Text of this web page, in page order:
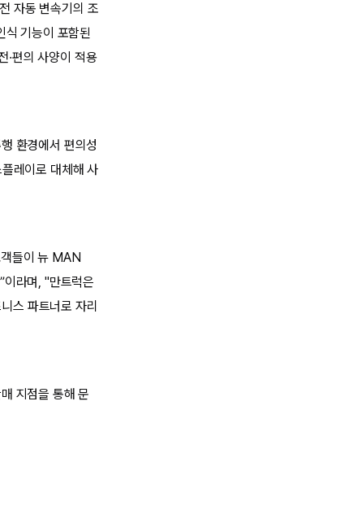
자동 변속기의 조
기능이 포함된
편의 사양이 적용
환경에서 편의성
레이로 대체해 사
들이 뉴 MAN
라며, "만트럭은
스 파트너로 자리
지점을 통해 문